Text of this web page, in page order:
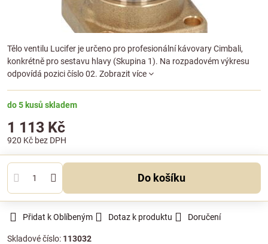
Tělo ventilu Lucifer je určeno pro profesionální kávovary Cimbali,
konkrétně pro sestavu hlavy (Skupina 1). Na rozpadovém výkresu
odpovídá pozici číslo 02. Zobrazit více
do 5 kusů skladem
1 113 Kč
920 Kč bez DPH
Do košíku
Přidat k Oblíbeným Dotaz k produktu Doručení
Skladové číslo: 113032